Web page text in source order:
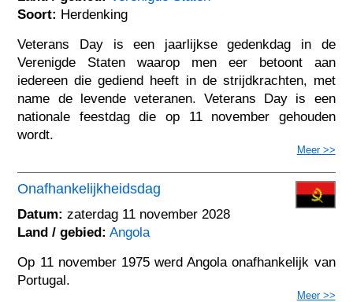
Soort: Herdenking
Veterans Day is een jaarlijkse gedenkdag in de
Verenigde Staten waarop men eer betoont aan
iedereen die gediend heeft in de strijdkrachten, met
name de levende veteranen. Veterans Day is een
nationale feestdag die op 11 november gehouden
wordt.
Meer >>
Onafhankelijkheidsdag
Datum: zaterdag 11 november 2028
Land / gebied: Angola
Op 11 november 1975 werd Angola onafhankelijk van
Portugal.
Meer >>